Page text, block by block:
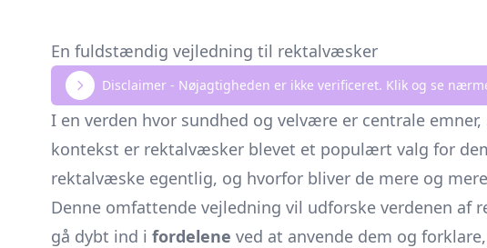
En fuldstændig vejledning til rektalvæsker
Disclaimer - Nøjagtigheden er ikke verificeret. Klik og se
I en verden hvor sundhed og velvære er centrale
kontekst er rektalvæsker blevet et populært valg for
rektalvæske egentlig, og hvorfor bliver de mere og
Denne omfattende vejledning vil udforske verdenen
gå dybt ind i fordelene ved at anvende dem og